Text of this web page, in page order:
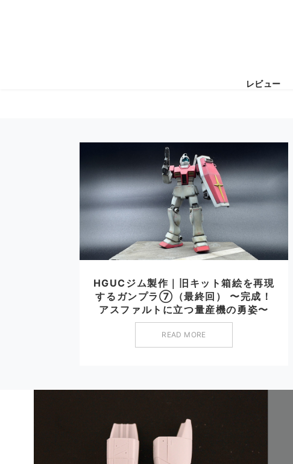
レビュー
HGUCジム製作｜旧キット箱絵を再現
するガンプラ⑦（最終回） 〜完成！
アスファルトに立つ量産機の勇姿〜
READ MORE